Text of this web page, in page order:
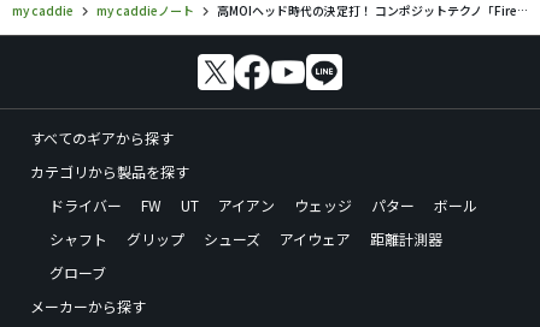
my caddie my caddieノート 高MOIヘッド時代の決定打！ コンポジットテクノ「Fire Express PROTOTYPE CB」試打レポート
すべてのギアから探す
カテゴリから製品を探す
ドライバー
FW UT アイアン ウェッジ パター
ボール
シャフト
グリップ シューズ アイウェア
距離計測器
グローブ
メーカーから探す